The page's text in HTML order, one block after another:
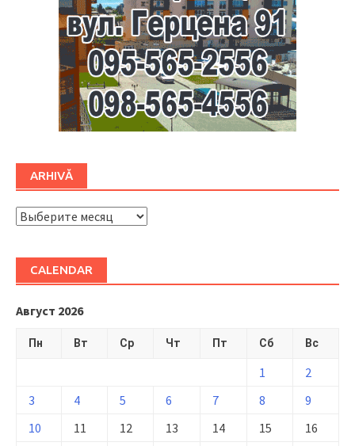
ARHIVĂ
ARHIVĂ
CALENDAR
Август 2026
Пн Вт Ср Чт Пт Сб Вс
1
2
3
4 5 6 7 8
9
10
11 12 13 14 15
16